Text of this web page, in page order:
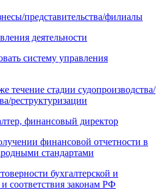
представительства/филиалы
деятельности
систему управления
течение стадии судопроизводства/
реструктуризации
финансовый директор
финансовой отчетности в
стандартами
бухгалтерской и
соответствия законам РФ